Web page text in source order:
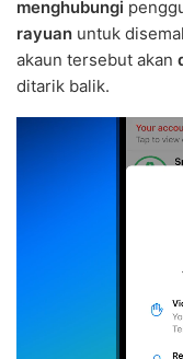
menghubungi
rayuan untuk
akaun tersebut akan
ditarik balik.